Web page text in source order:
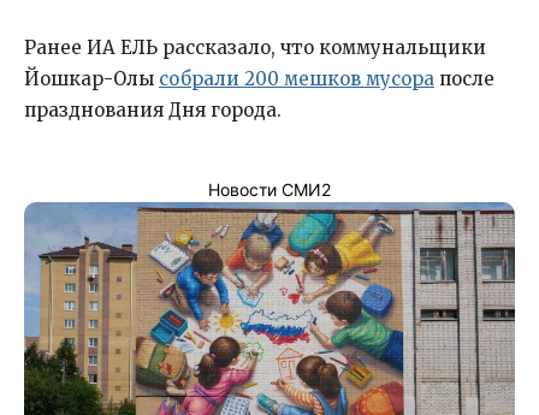
Ранее ИА ЕЛЬ рассказало, что коммунальщики
Йошкар-Олы собрали 200 мешков мусора после
празднования Дня города.
Новости СМИ2